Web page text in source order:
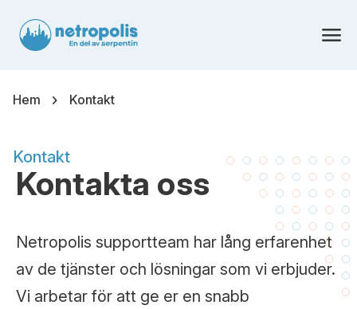
menu
Hem chevron_right Kontakt
Kontakt
Kontakta oss
Netropolis supportteam har lång erfarenhet
av de tjänster och lösningar som vi erbjuder.
Vi arbetar för att ge er en snabb